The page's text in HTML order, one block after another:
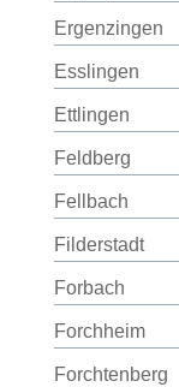
Ergenzingen
Esslingen
Ettlingen
Feldberg
Fellbach
Filderstadt
Forbach
Forchheim
Forchtenberg